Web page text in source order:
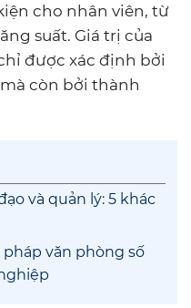
cho nhân viên, từ
suất. Giá trị của
được xác định bởi
còn bởi thành
và quản lý: 5 khác
pháp văn phòng số